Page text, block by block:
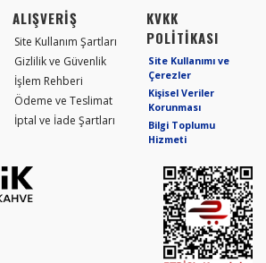
ALIŞVERİŞ
Site Kullanım Şartları
Gizlilik ve Güvenlik
İşlem Rehberi
Ödeme ve Teslimat
İptal ve İade Şartları
KVKK
POLİTİKASI
Site Kullanımı ve
Çerezler
Kişisel Veriler
Korunması
Bilgi Toplumu
Hizmeti